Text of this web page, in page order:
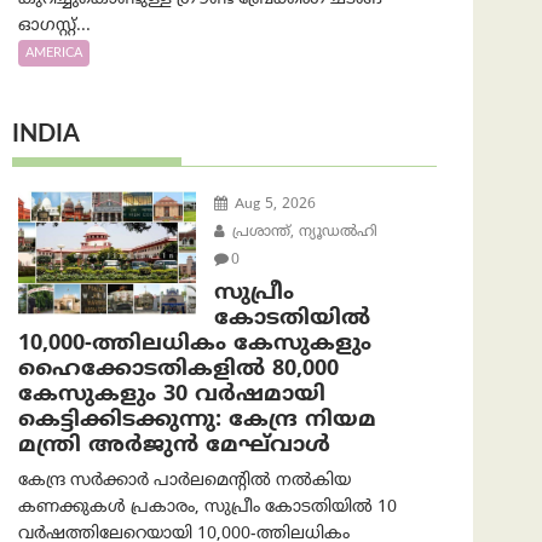
ഓഗസ്റ്റ്...
AMERICA
INDIA
Aug 5, 2026
പ്രശാന്ത്, ന്യൂഡല്‍ഹി
0
സുപ്രീം
കോടതിയിൽ
10,000-ത്തിലധികം കേസുകളും
ഹൈക്കോടതികളിൽ 80,000
കേസുകളും 30 വർഷമായി
കെട്ടിക്കിടക്കുന്നു: കേന്ദ്ര നിയമ
മന്ത്രി അര്‍ജുന്‍ മേഘ്‌വാള്‍
കേന്ദ്ര സർക്കാർ പാർലമെന്റിൽ നൽകിയ
കണക്കുകൾ പ്രകാരം, സുപ്രീം കോടതിയിൽ 10
വർഷത്തിലേറെയായി 10,000-ത്തിലധികം